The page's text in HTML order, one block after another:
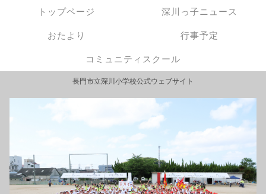
長門市立深川小学校公式ウェブサイト
トップページ 深川っ子ニュース
おたより 行事予定
コミュニティスクール